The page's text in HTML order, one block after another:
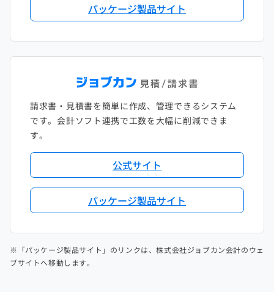
パッケージ製品サイト
請求書・見積書を簡単に作成、管理できるシステム
です。会計ソフト連携で工数を大幅に削減できま
す。
公式サイト
パッケージ製品サイト
※「パッケージ製品サイト」のリンクは、株式会社ジョブカン会計のウェ
ブサイトへ移動します。